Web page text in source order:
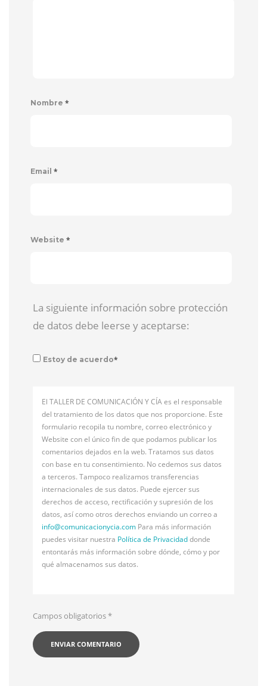
Nombre *
Email *
Website *
La siguiente información sobre protección
de datos debe leerse y aceptarse:
Estoy de acuerdo*
El TALLER DE COMUNICACIÓN Y CÍA es el responsable
del tratamiento de los datos que nos proporcione. Este
formulario recopila tu nombre, correo electrónico y
Website con el único fin de que podamos publicar los
comentarios dejados en la web. Tratamos sus datos
con base en tu consentimiento. No cedemos sus datos
a terceros. Tampoco realizamos transferencias
internacionales de sus datos. Puede ejercer sus
derechos de acceso, rectificación y supresión de los
datos, así como otros derechos enviando un correo a
info@comunicacionycia.com Para más información
puedes visitar nuestra Política de Privacidaddonde
entontarás más información sobre dónde, cómo y por
qué almacenamos sus datos.
Campos obligatorios*